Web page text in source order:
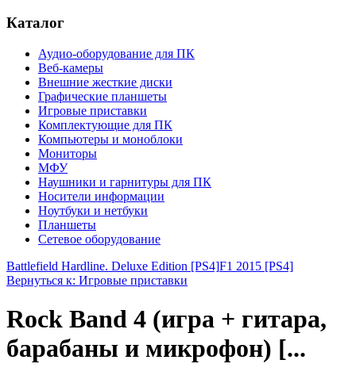
Каталог
Аудио-оборудование для ПК
Веб-камеры
Внешние жесткие диски
Графические планшеты
Игровые приставки
Комплектующие для ПК
Компьютеры и моноблоки
Мониторы
МФУ
Наушники и гарнитуры для ПК
Носители информации
Ноутбуки и нетбуки
Планшеты
Сетевое оборудование
Battlefield Hardline. Deluxe Edition [PS4]F1 2015 [PS4]
Вернуться к: Игровые приставки
Rock Band 4 (игра + гитара,
барабаны и микрофон) [...